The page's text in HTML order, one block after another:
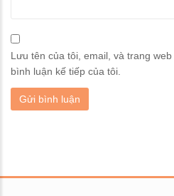
Lưu tên của tôi, email, và trang
bình luận kế tiếp của tôi.